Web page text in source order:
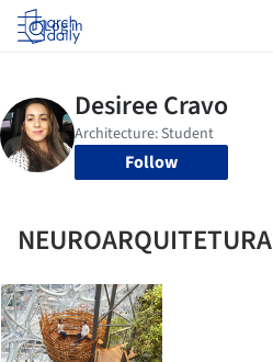
Log in
Follow
NEUROARQUITETURA